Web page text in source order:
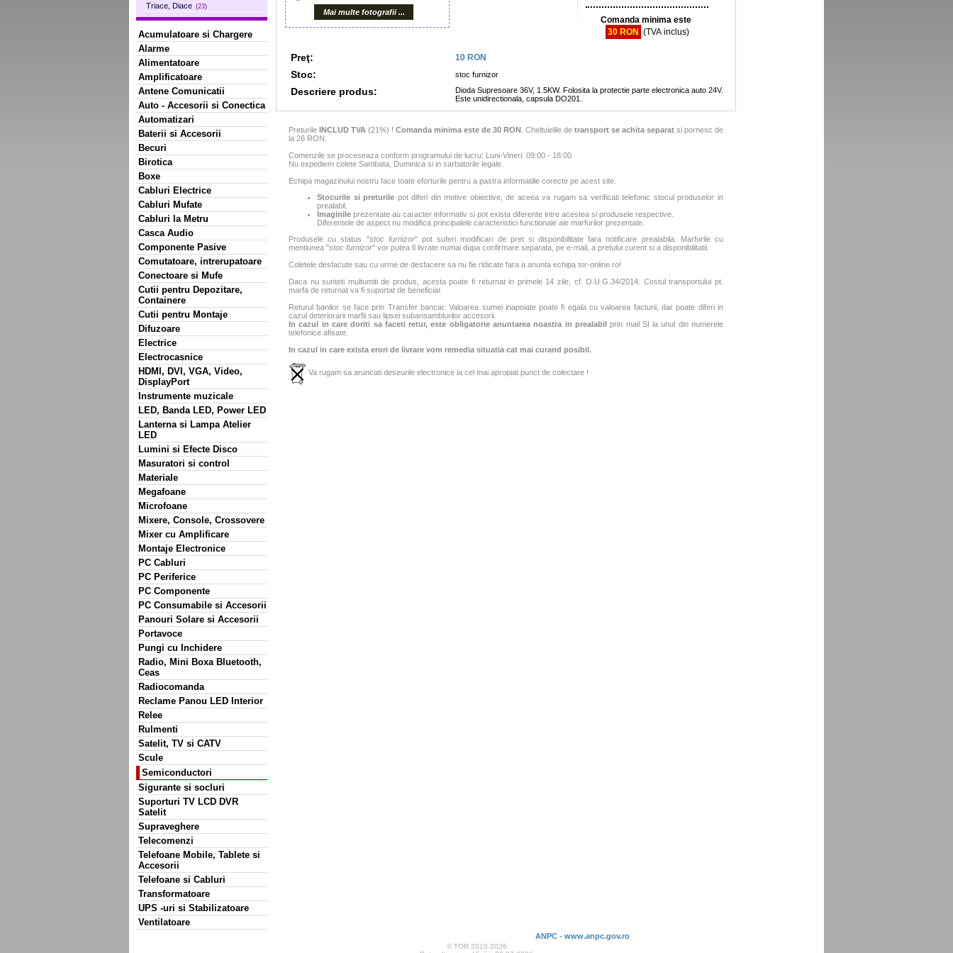
Triace, Diace (23)
Acumulatoare si Chargere
Alarme
Alimentatoare
Amplificatoare
Antene Comunicatii
Auto - Accesorii si Conectica
Automatizari
Baterii si Accesorii
Becuri
Birotica
Boxe
Cabluri Electrice
Cabluri Mufate
Cabluri la Metru
Casca Audio
Componente Pasive
Comutatoare, intrerupatoare
Conectoare si Mufe
Cutii pentru Depozitare,
Containere
Cutii pentru Montaje
Difuzoare
Electrice
Electrocasnice
HDMI, DVI, VGA, Video,
DisplayPort
Instrumente muzicale
LED, Banda LED, Power LED
Lanterna si Lampa Atelier
LED
Lumini si Efecte Disco
Masuratori si control
Materiale
Megafoane
Microfoane
Mixere, Console, Crossovere
Mixer cu Amplificare
Montaje Electronice
PC Cabluri
PC Periferice
PC Componente
PC Consumabile si Accesorii
Panouri Solare si Accesorii
Portavoce
Pungi cu Inchidere
Radio, Mini Boxa Bluetooth,
Ceas
Radiocomanda
Reclame Panou LED Interior
Relee
Rulmenti
Satelit, TV si CATV
Scule
Semiconductori
Sigurante si socluri
Suporturi TV LCD DVR
Satelit
Supraveghere
Telecomenzi
Telefoane Mobile, Tablete si
Accesorii
Telefoane si Cabluri
Transformatoare
UPS -uri si Stabilizatoare
Ventilatoare
Mai multe fotografii ...
Comanda minima este
30 RON (TVA inclus)
Preţ: 10 RON
Stoc: stoc furnizor
Descriere produs:
Dioda Supresoare 36V, 1.5KW. Folosita la protectie parte electronica auto 24V.
Este unidirectionala, capsula DO201.
Preturile INCLUD TVA (21%) ! Comanda minima este de 30 RON . Cheltuielile de transport se achita separat si pornesc de
la 26 RON.
Comenzile se proceseaza conform programului de lucru: Luni-Vineri: 09:00 - 18:00
Nu expediem colete Sambata, Duminica si in sarbatorile legale.
Echipa magazinului nostru face toate eforturile pentru a pastra informatiile corecte pe acest site.
Stocurile si preturile pot diferi din motive obiective, de aceea va rugam sa verificati telefonic stocul produselor in
prealabil.
Imaginile prezentate au caracter informativ si pot exista diferente intre acestea si produsele respective.
Diferentele de aspect nu modifica principalele caracteristici functionale ale marfurilor prezentate.
Produsele cu status "stoc furnizor" pot suferi modificari de pret si disponibilitate fara notificare prealabila. Marfurile cu
mentiunea "stoc furnizor" vor putea fi livrate numai dupa confirmare separata, pe e-mail, a pretului curent si a disponibilitatii.
Coletele desfacute sau cu urme de desfacere sa nu fie ridicate fara a anunta echipa tor-online.ro!
Daca nu sunteti multumiti de produs, acesta poate fi returnat in primele 14 zile, cf. O.U.G.34/2014. Costul transportului pt.
marfa de returnat va fi suportat de beneficiar.
Returul banilor se face prin Transfer bancar. Valoarea sumei inapoiate poate fi egala cu valoarea facturii, dar poate diferi in
cazul deteriorarii marfii sau lipsei subansamblurilor accesorii.
In cazul in care doriti sa faceti retur, este obligatorie anuntarea noastra in prealabil prin mail SI la unul din numerele
telefonice afisate.
In cazul in care exista erori de livrare vom remedia situatia cat mai curand posibil.
Va rugam sa aruncati deseurile electronice la cel mai apropiat punct de colectare !
ANPC - www.anpc.gov.ro
© TOR 2010-2026